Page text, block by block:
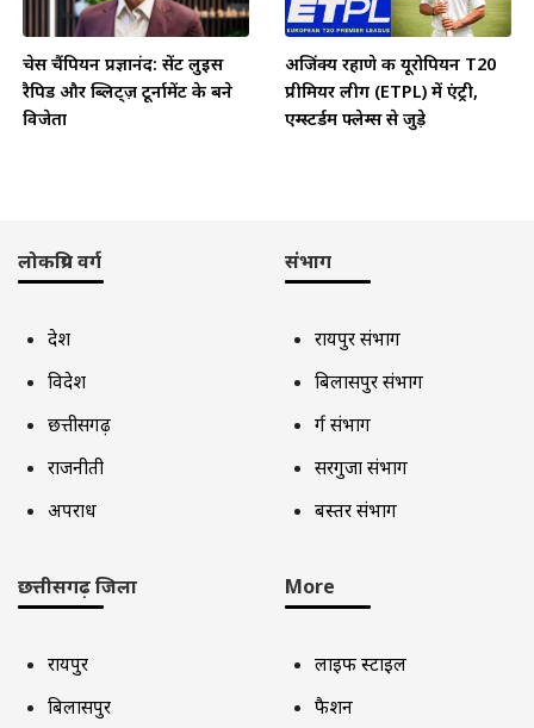
चेस चैंपियन प्रज्ञानंद: सेंट लुइस
रैपिड और ब्लिट्ज़ टूर्नामेंट के बने
विजेता
अजिंक्य रहाणे की यूरोपियन T20
प्रीमियर लीग (ETPL) में एंट्री,
एम्स्टर्डम फ्लेम्स से जुड़े
लोकप्रिय वर्ग
देश
विदेश
छत्तीसगढ़
राजनीती
अपराध
संभाग
रायपुर संभाग
बिलासपुर संभाग
दुर्ग संभाग
सरगुजा संभाग
बस्तर संभाग
छत्तीसगढ़ जिला
रायपुर
बिलासपुर
More
लाइफ स्टाइल
फैशन